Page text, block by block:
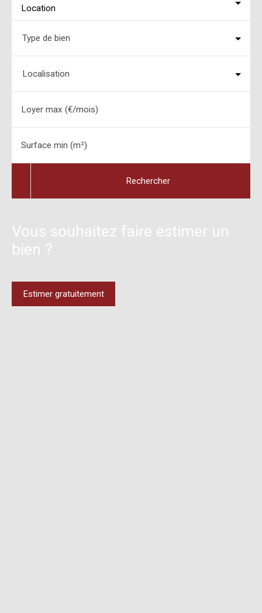
Location
Type de bien
Localisation
Loyer max (€/mois)
Surface min (m²)
Rechercher
Vous souhaitez faire estimer un
bien ?
Estimer gratuitement